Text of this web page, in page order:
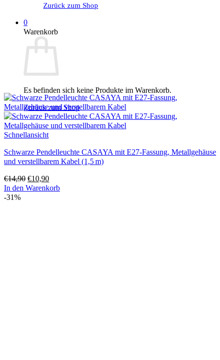
Zurück zum Shop
0
Warenkorb
Es befinden sich keine Produkte im Warenkorb.
Zurück zum Shop
Schnellansicht
Schwarze Pendelleuchte CASAYA mit E27-Fassung, Metallgehäuse
und verstellbarem Kabel (1,5 m)
€14,90 Ursprünglicher
Preis
€10,90Aktueller
Preis
In den Warenkorb
-31%